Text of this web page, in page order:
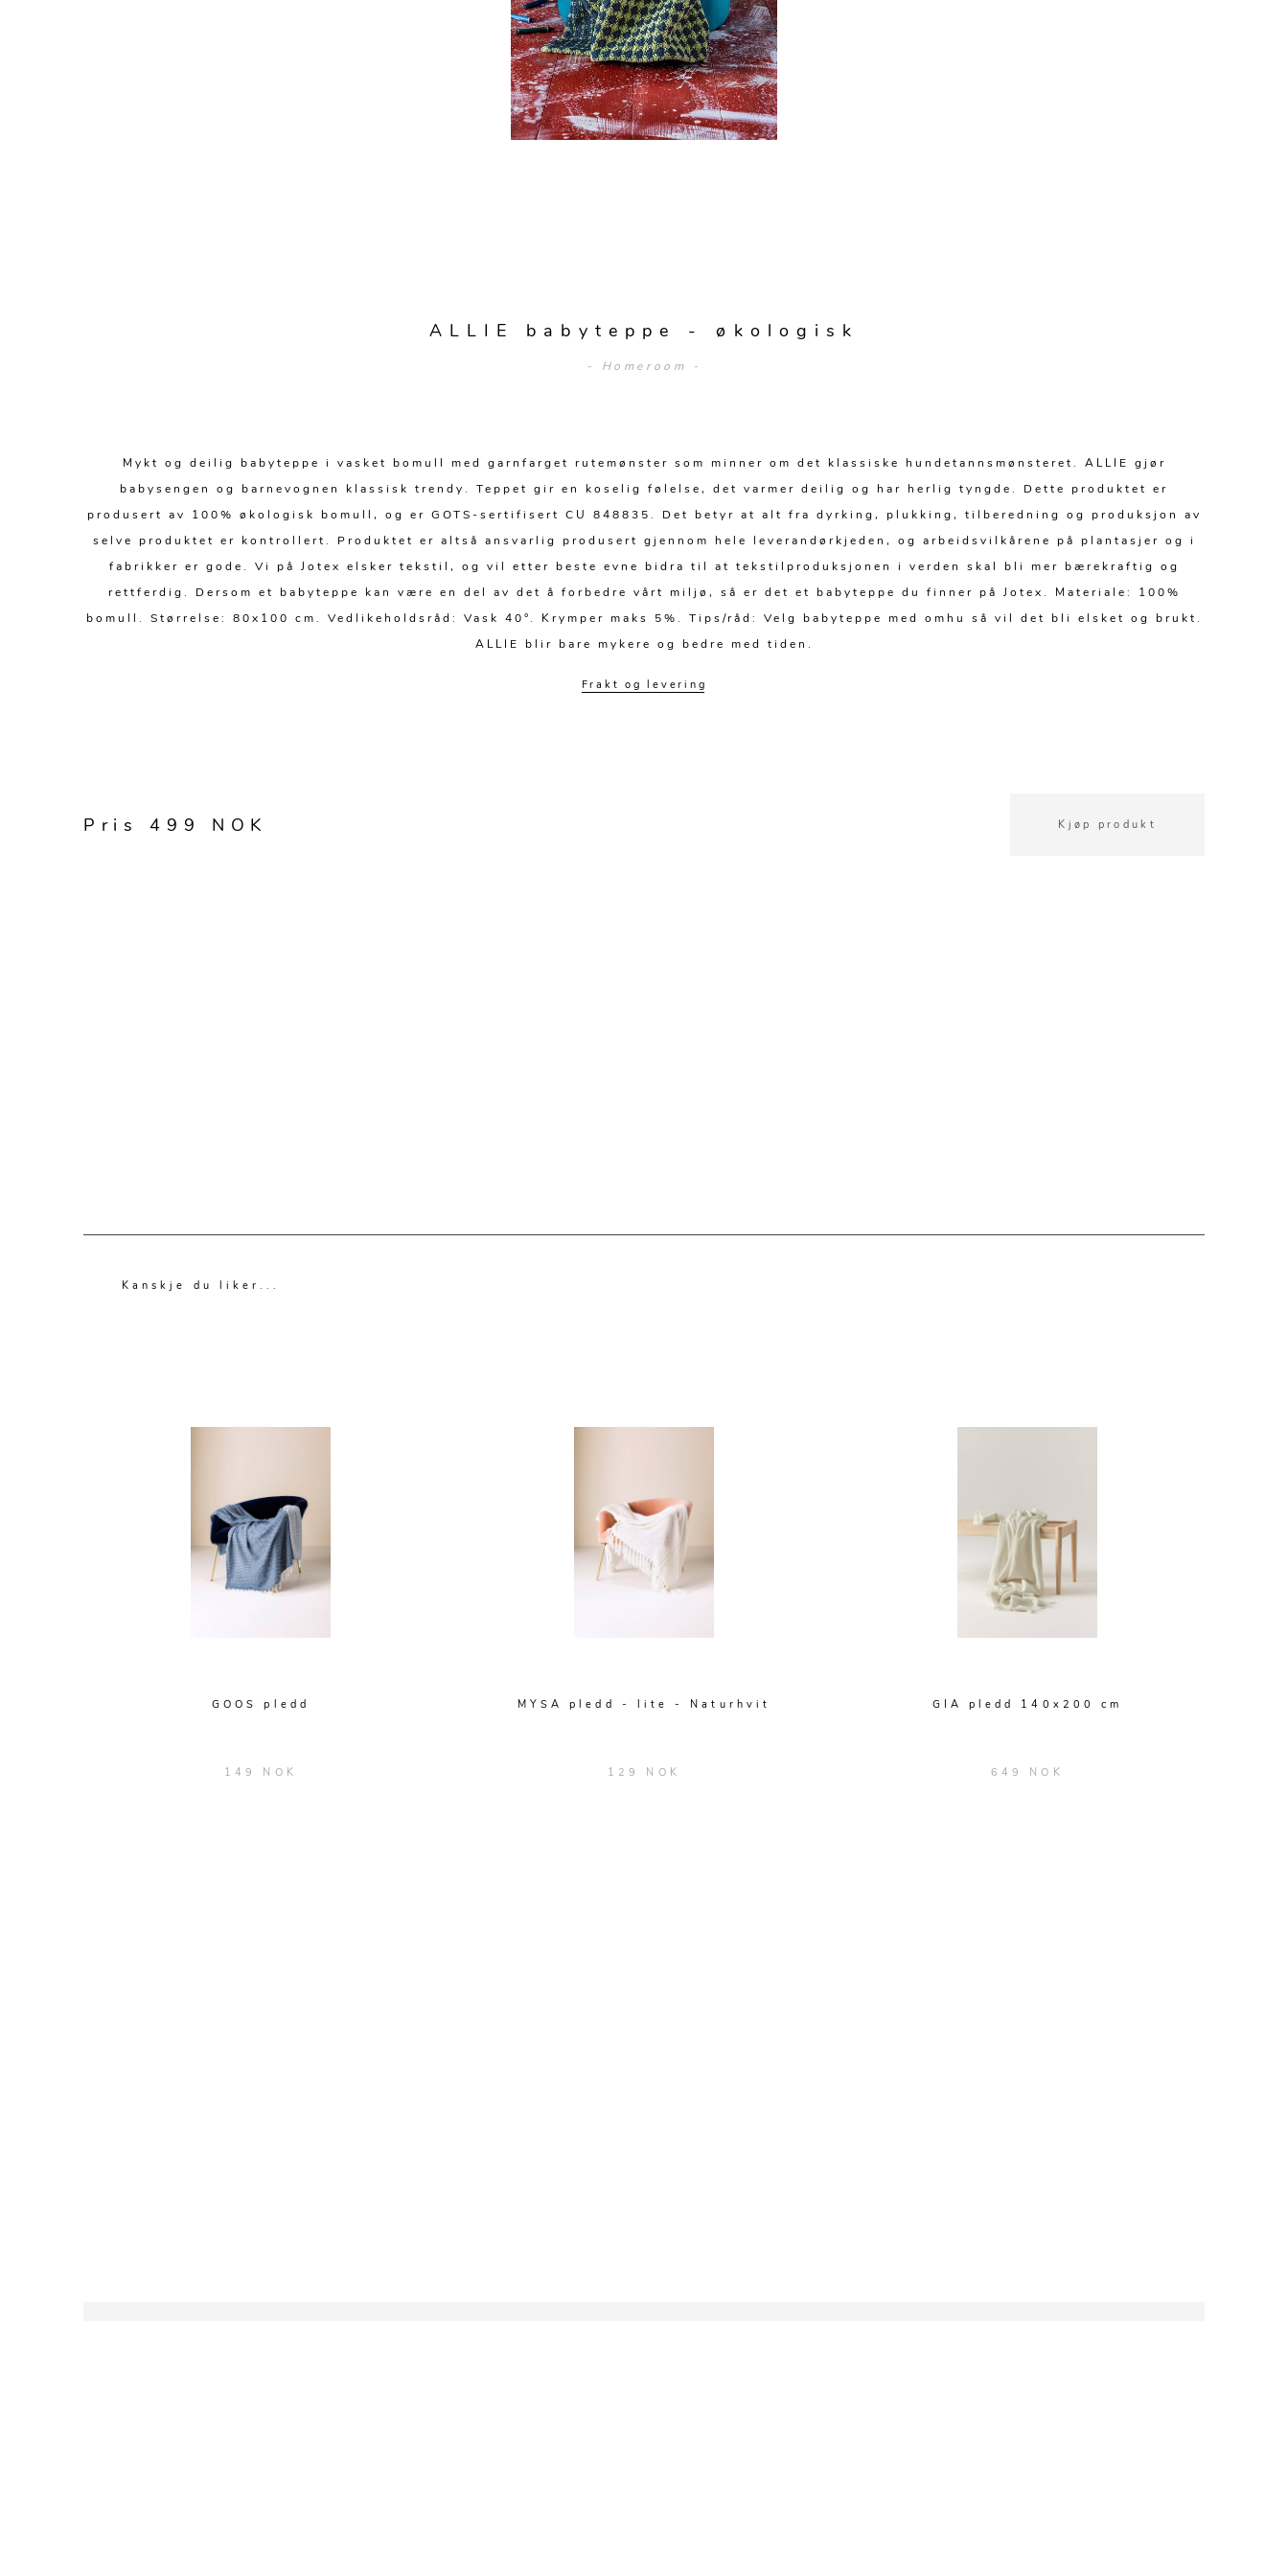
ALLIE babyteppe - økologisk
- Homeroom -
Mykt og deilig babyteppe i vasket bomull med garnfarget rutemønster som minner om det klassiske hundetannsmønsteret. ALLIE gjør
babysengen og barnevognen klassisk trendy. Teppet gir en koselig følelse, det varmer deilig og har herlig tyngde. Dette produktet er
produsert av 100% økologisk bomull, og er GOTS-sertifisert CU 848835. Det betyr at alt fra dyrking, plukking, tilberedning og produksjon av
selve produktet er kontrollert. Produktet er altså ansvarlig produsert gjennom hele leverandørkjeden, og arbeidsvilkårene på plantasjer og i
fabrikker er gode. Vi på Jotex elsker tekstil, og vil etter beste evne bidra til at tekstilproduksjonen i verden skal bli mer bærekraftig og
rettferdig. Dersom et babyteppe kan være en del av det å forbedre vårt miljø, så er det et babyteppe du finner på Jotex. Materiale: 100%
bomull. Størrelse: 80x100 cm. Vedlikeholdsråd: Vask 40°. Krymper maks 5%. Tips/råd: Velg babyteppe med omhu så vil det bli elsket og brukt.
ALLIE blir bare mykere og bedre med tiden.
Frakt og levering
Pris 499 NOK Kjøp produkt
Kanskje du liker...
GOOS pledd
149 NOK
MYSA pledd - lite - Naturhvit
129 NOK
GIA pledd 140x200 cm
649 NOK